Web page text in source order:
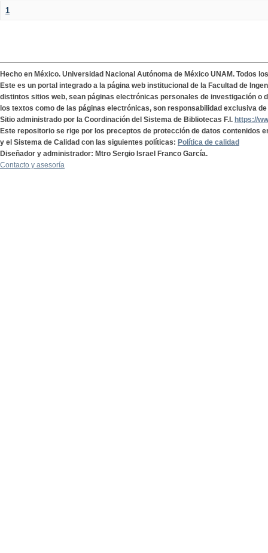
1
Hecho en México. Universidad Nacional Autónoma de México UNAM. Todos
Este es un portal integrado a la página web institucional de la Facultad de
distintos sitios web, sean páginas electrónicas personales de investigación o
los textos como de las páginas electrónicas, son responsabilidad exclusiva
Sitio administrado por la Coordinación del Sistema de Bibliotecas F.I. https://
Este repositorio se rige por los preceptos de protección de datos contenidos
y el Sistema de Calidad con las siguientes políticas: Política de calidad
Diseñador y administrador: Mtro Sergio Israel Franco García.
Contacto y asesoría